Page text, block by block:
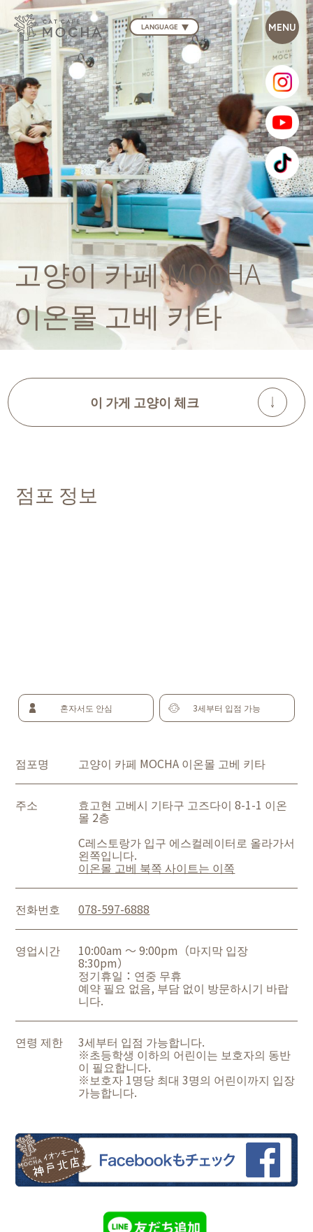
LANGUAGE
고양이 카페 MOCHA
이온몰 고베 키타
이 가게 고양이 체크
점포 정보
혼자서도 안심 3세부터 입점 가능
점포명 고양이 카페 MOCHA 이온몰 고베 키타
주소 효고현 고베시 기타구 고즈다이 8-1-1 이온
몰 2층
C레스토랑가 입구 에스컬레이터로 올라가서
왼쪽입니다.
이온몰 고베 북쪽 사이트는 이쪽
전화번호 078-597-6888
영업시간 10:00am ～ 9:00pm（마지막 입장
8:30pm）
정기휴일：연중 무휴
예약 필요 없음, 부담 없이 방문하시기 바랍
니다.
연령 제한 3세부터 입점 가능합니다.
※초등학생 이하의 어린이는 보호자의 동반
이 필요합니다.
※보호자 1명당 최대 3명의 어린이까지 입장
가능합니다.